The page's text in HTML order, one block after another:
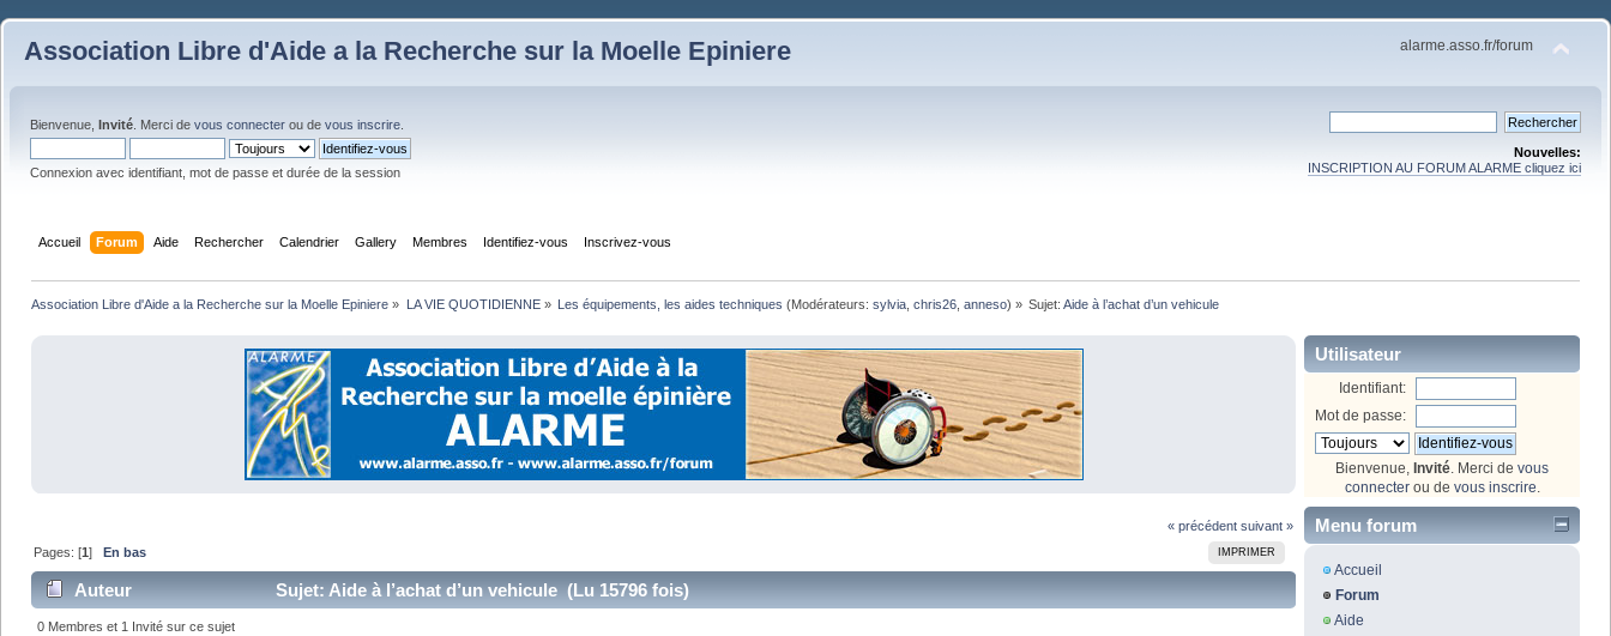
Association Libre d'Aide a la Recherche sur la Moelle Epiniere alarme.asso.fr/forum
Bienvenue, Invité . Merci de vous connecter ou de vous inscrire
Connexion avec identifiant, mot de passe et durée de la session
Nouvelles:
INSCRIPTION AU FORUM ALARME cliquez ici
Accueil Forum Aide Rechercher Calendrier Gallery Membres Identifiez-vous Inscrivez-vous
Association Libre d'Aide a la Recherche sur la Moelle Epiniere » LA VIE QUOTIDIENNE» Les équipements, les aides techniques (Modérateurs: sylvia, chris26, anneso) » Sujet:Aide à l’achat d’un vehicule
« précédent suivant »
IMPRIMER
Pages: [1] En bas
Auteur Sujet: Aide à l’achat d’un vehicule (Lu 15796 fois)
0 Membres et 1 Invité sur ce sujet
Utilisateur
Identifiant:
Mot de passe:
Bienvenue, Invité . Merci de vous
connecterou de vous inscrire
Menu forum
Accueil
Forum
Aide